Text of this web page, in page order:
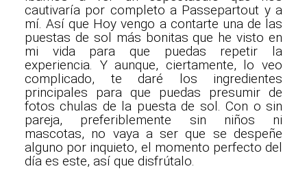
cautivaría por completo a Passepartout y a
mí. Así que Hoy vengo a contarte una de las
puestas de sol más bonitas que he visto en
mi vida para que puedas repetir la
experiencia. Y aunque, ciertamente, lo veo
complicado, te daré los ingredientes
principales para que puedas presumir de
fotos chulas de la puesta de sol. Con o sin
pareja, preferiblemente sin niños ni
mascotas, no vaya a ser que se despeñe
alguno por inquieto, el momento perfecto del
día es este, así que disfrútalo.